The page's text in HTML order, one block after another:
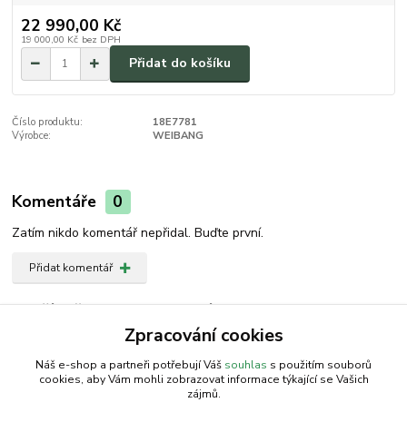
22 990,00 Kč
19 000,00 Kč bez DPH
Přidat do košíku
Číslo produktu:
18E7781
Výrobce:
WEIBANG
Komentáře 0
Zatím nikdo komentář nepřidal. Buďte první.
Přidat komentář
Zboží zařazeno v kategoriích
Příslušenství | WEIBANGZpracování cookies
Náš e-shop a partneři potřebují Váš souhlas s použitím souborů
cookies, aby Vám mohli zobrazovat informace týkající se Vašich
zájmů.